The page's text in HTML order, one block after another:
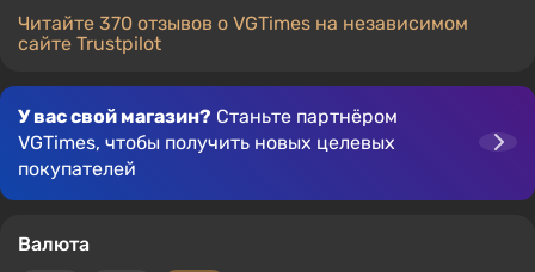
Читайте 370 отзывов о VGTimes на независимом
сайте Trustpilot
У вас свой магазин? Станьте партнёром
VGTimes, чтобы получить новых целевых
покупателей
Валюта